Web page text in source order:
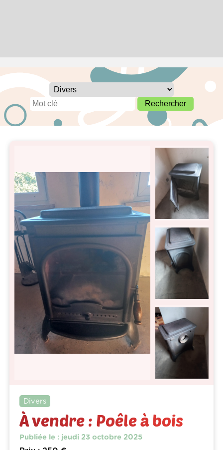
Divers
À vendre : Poêle à bois
Publiée le : jeudi 23 octobre 2025